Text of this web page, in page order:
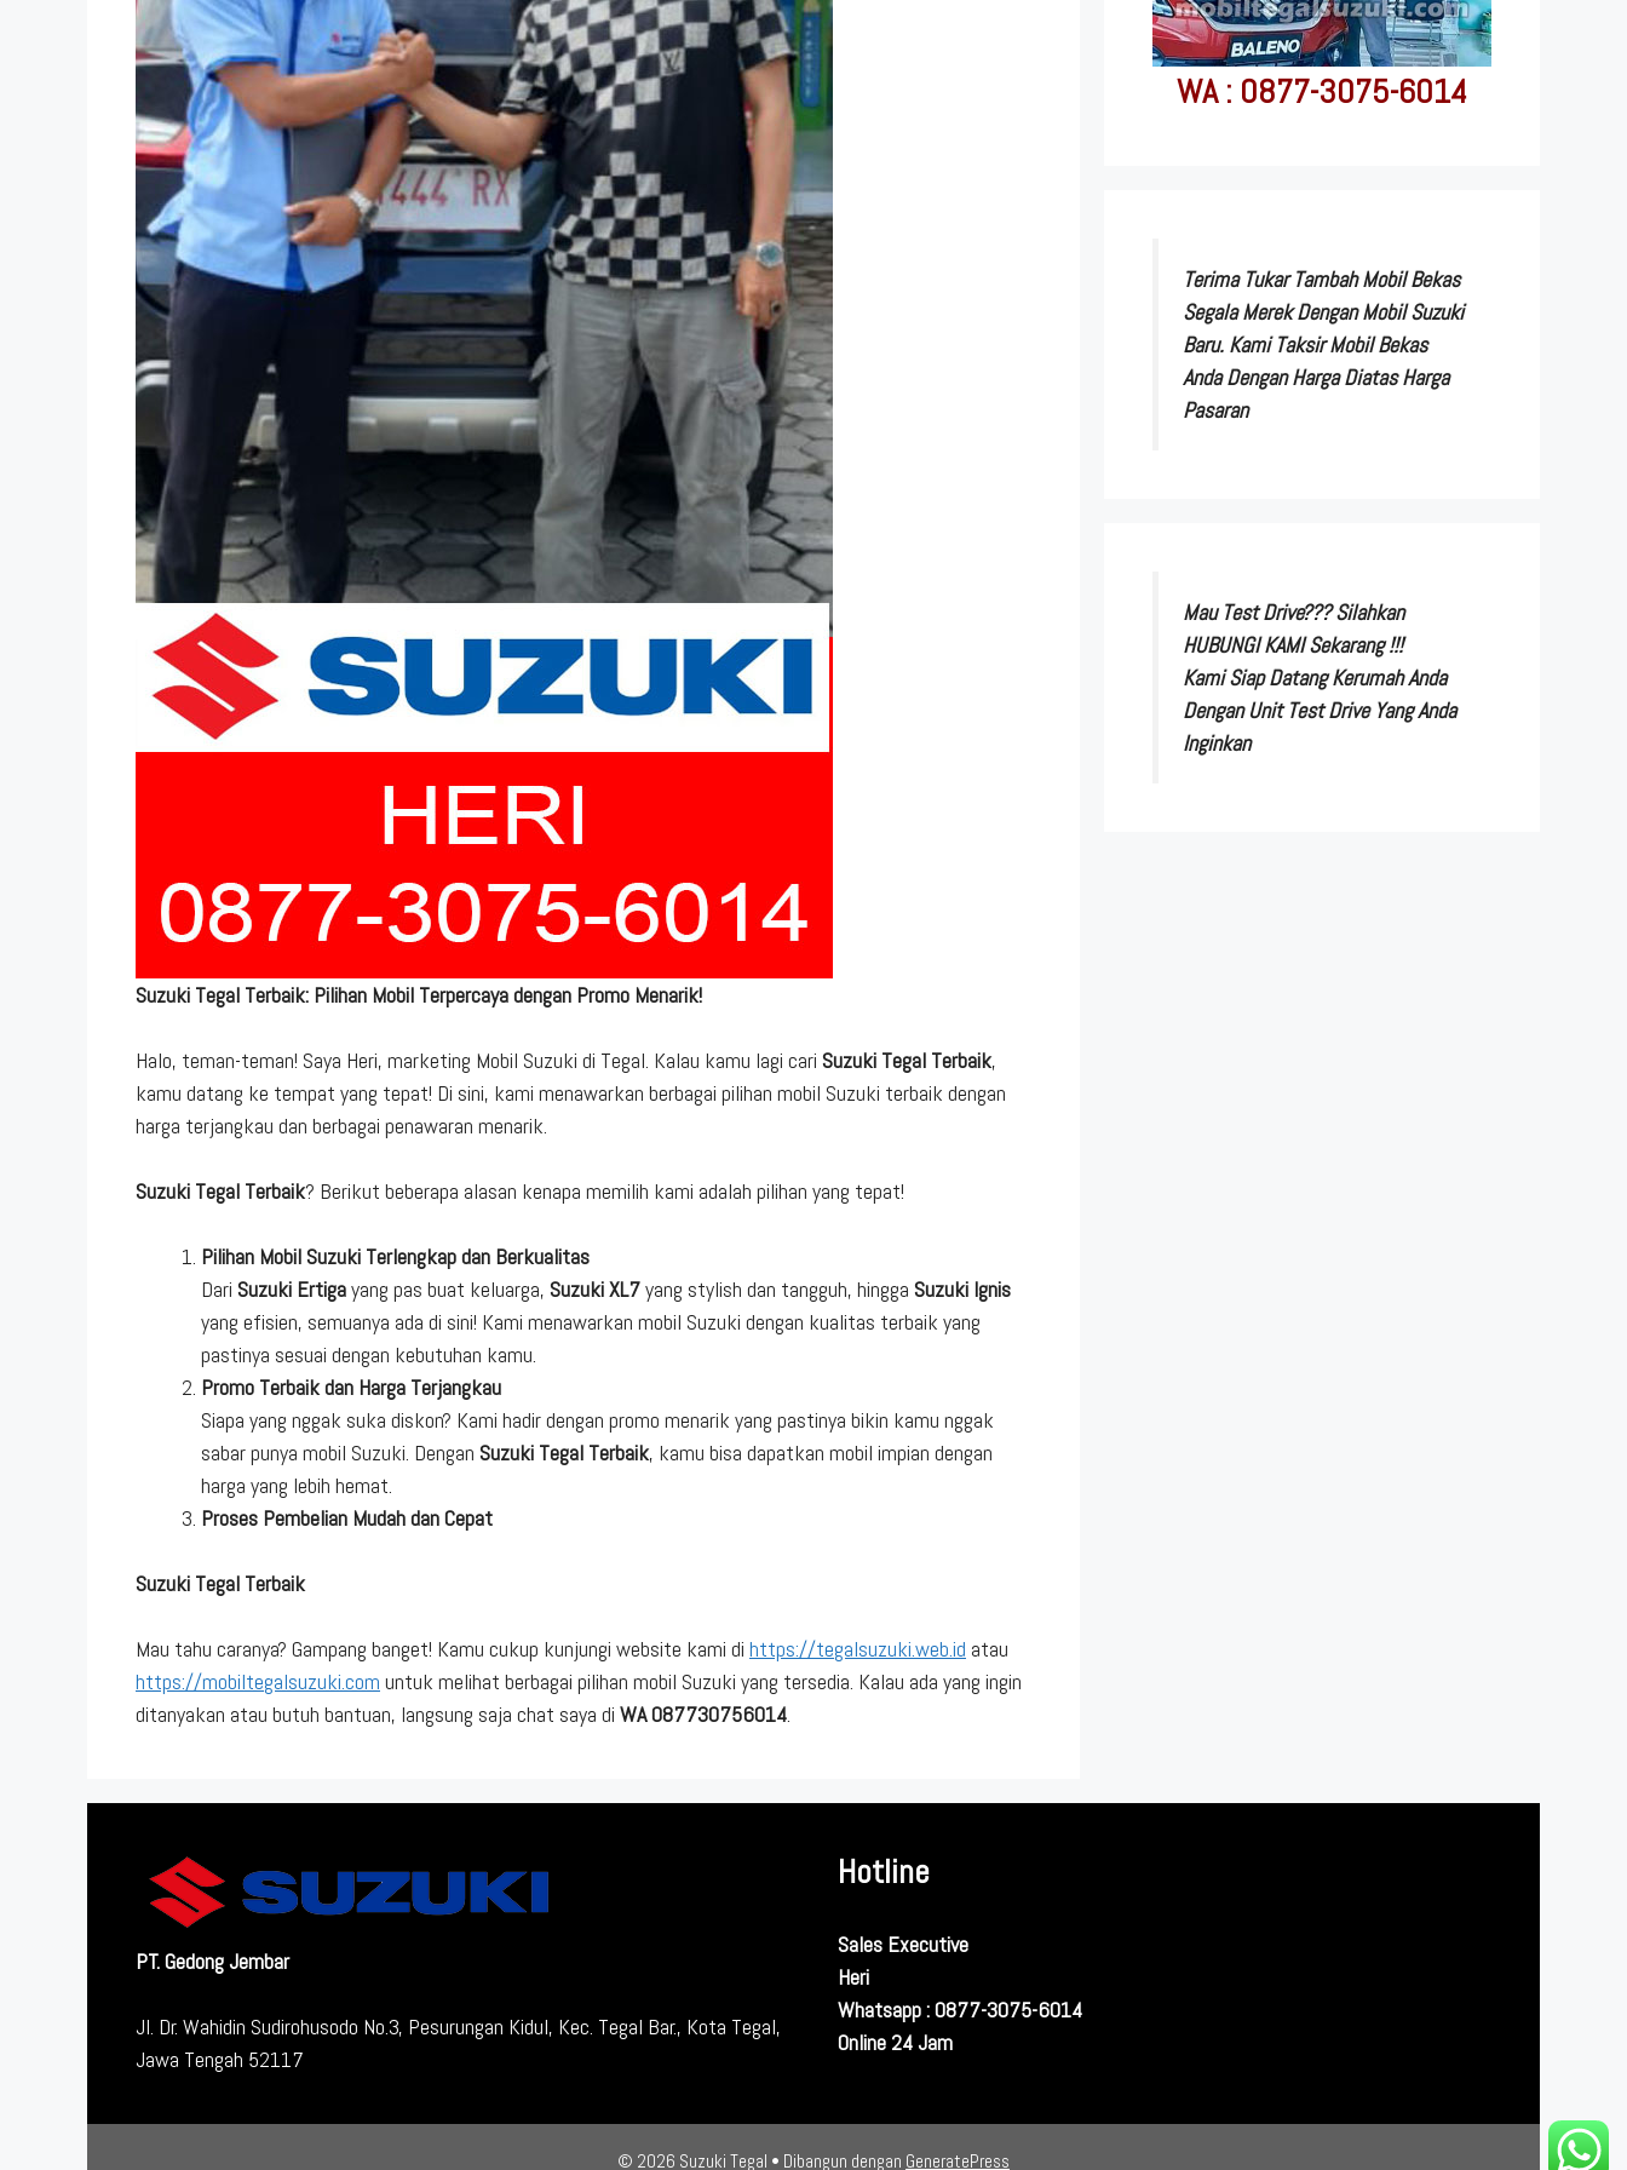
Suzuki Tegal Terbaik: Pilihan Mobil Terpercaya dengan Promo Menarik!
Halo, teman-teman! Saya Heri, marketing Mobil Suzuki di Tegal. Kalau kamu lagi cari Suzuki Tegal Terbaik,
kamu datang ke tempat yang tepat! Di sini, kami menawarkan berbagai pilihan mobil Suzuki terbaik dengan
harga terjangkau dan berbagai penawaran menarik.
Suzuki Tegal Terbaik? Berikut beberapa alasan kenapa memilih kami adalah pilihan yang tepat!
Pilihan Mobil Suzuki Terlengkap dan Berkualitas
Dari Suzuki Ertigayang pas buat keluarga, Suzuki XL7yang stylish dan tangguh, hingga Suzuki Ignis
yang efisien, semuanya ada di sini! Kami menawarkan mobil Suzuki dengan kualitas terbaik yang
pastinya sesuai dengan kebutuhan kamu.
Promo Terbaik dan Harga Terjangkau
Siapa yang nggak suka diskon? Kami hadir dengan promo menarik yang pastinya bikin kamu nggak
sabar punya mobil Suzuki. Dengan Suzuki Tegal Terbaik, kamu bisa dapatkan mobil impian dengan
harga yang lebih hemat.
Proses Pembelian Mudah dan Cepat
Suzuki Tegal Terbaik
Mau tahu caranya? Gampang banget! Kamu cukup kunjungi website kami di https://tegalsuzuki.web.id atau
https://mobiltegalsuzuki.com untuk melihat berbagai pilihan mobil Suzuki yang tersedia. Kalau ada yang ingin
ditanyakan atau butuh bantuan, langsung saja chat saya di WA 087730756014.
WA : 0877-3075-6014
Terima Tukar Tambah Mobil Bekas
Segala Merek Dengan Mobil Suzuki
Baru. Kami Taksir Mobil Bekas
Anda Dengan Harga Diatas Harga
Pasaran
Mau Test Drive??? Silahkan
HUBUNGI KAMI Sekarang !!!
Kami Siap Datang Kerumah Anda
Dengan Unit Test Drive Yang Anda
Inginkan
PT. Gedong Jembar
Jl. Dr. Wahidin Sudirohusodo No.3, Pesurungan Kidul, Kec. Tegal Bar., Kota Tegal,
Jawa Tengah 52117
Hotline
Sales Executive
Heri
Whatsapp : 0877-3075-6014
Online 24 Jam
© 2026 Suzuki Tegal • Dibangun dengan GeneratePress